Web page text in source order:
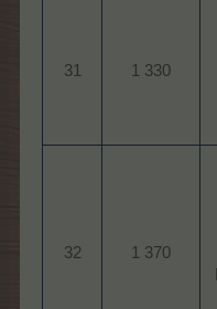
31 1 330
32 1 370